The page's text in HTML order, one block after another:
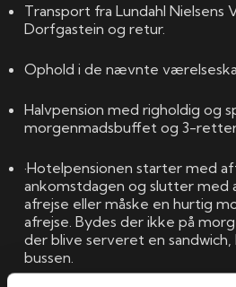
Transport fra Lundahl Nielsens
Dorfgastein og retur.
Ophold i de nævnte
​Halvpension med righoldig og
morgenmadsbuffet og 3-
·​Hotelpensionen starter med
ankomstdagen og slutter med
afrejse eller måske en hurtig
afrejse. Bydes der ikke på
der blive serveret en
bussen.